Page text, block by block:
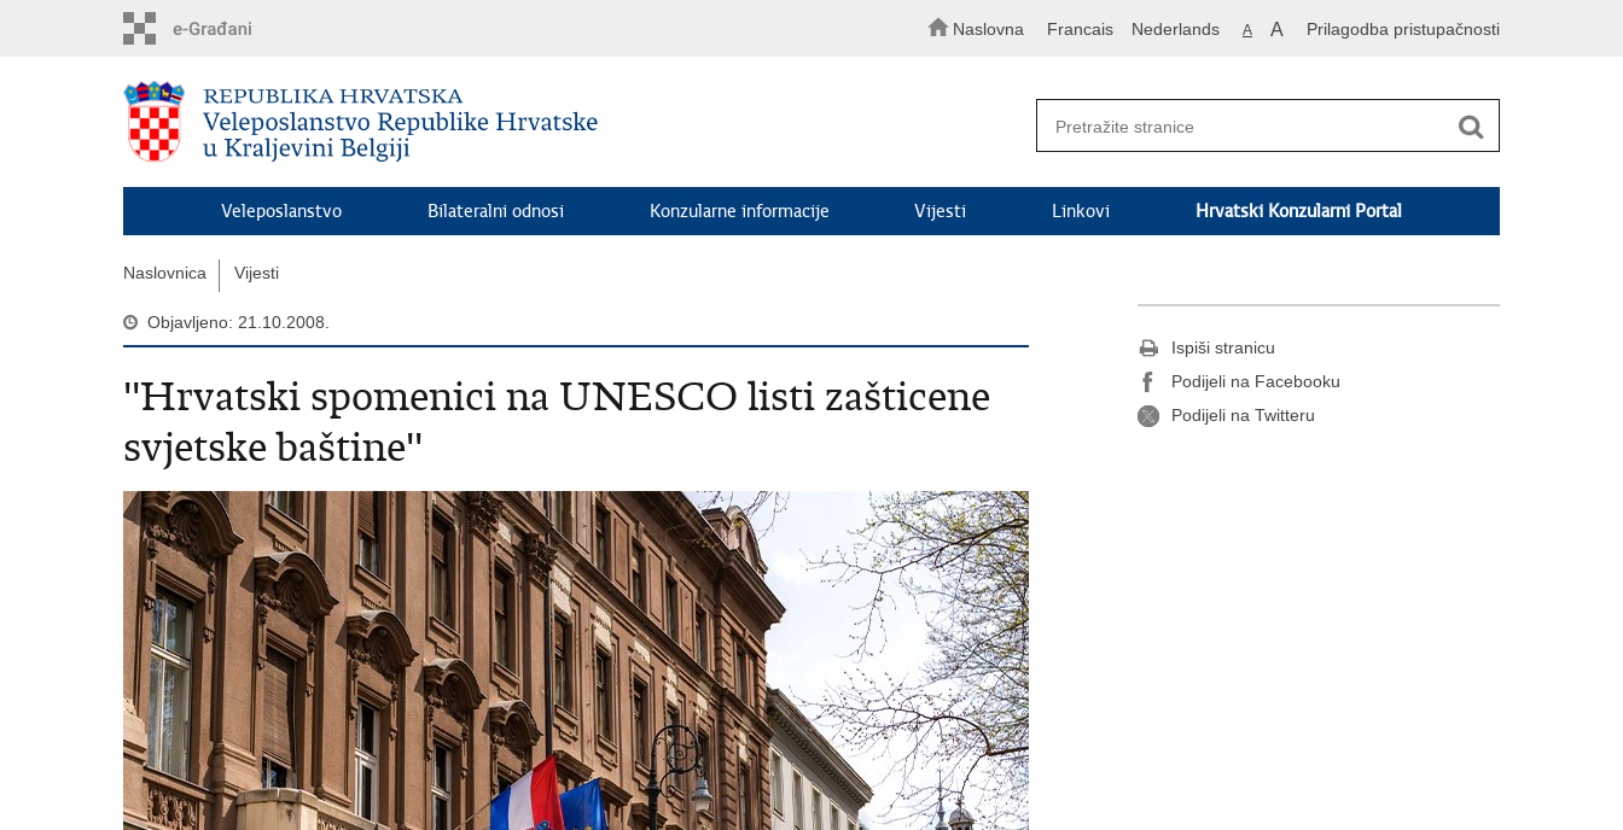
Naslovna Francais Nederlands A A Prilagodba pristupačnosti
Veleposlanstvo Bilateralni odnosi Konzularne informacije Vijesti Linkovi Hrvatski Konzularni Portal
Naslovnica Vijesti
Objavljeno: 21.10.2008.
''Hrvatski spomenici na UNESCO listi zašticene
svjetske baštine''
Ispiši stranicu
Podijeli na Facebooku
Podijeli na Twitteru